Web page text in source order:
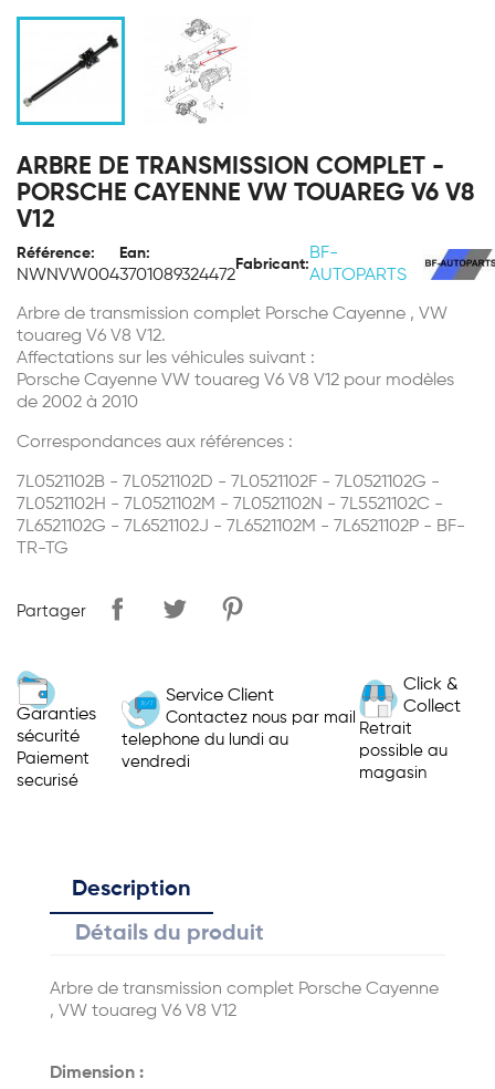
ARBRE DE TRANSMISSION COMPLET -
PORSCHE CAYENNE VW TOUAREG V6 V8
V12
Référence:
NWNVW004
Ean:
3701089324472
Fabricant:
BF-
AUTOPARTS
Arbre de transmission complet Porsche Cayenne , VW
touareg V6 V8 V12.
Affectations sur les véhicules suivant :
Porsche Cayenne VW touareg V6 V8 V12 pour modèles
de 2002 à 2010
Correspondances aux références :
7L0521102B - 7L0521102D - 7L0521102F - 7L0521102G -
7L0521102H - 7L0521102M - 7L0521102N - 7L5521102C -
7L6521102G - 7L6521102J - 7L6521102M - 7L6521102P - BF-
TR-TG
Partager
Garanties
sécurité
Paiement
securisé
Service Client
Contactez nous par mail
telephone du lundi au
vendredi
Click &
Collect
Retrait
possible au
magasin
Description
Détails du produit
Arbre de transmission complet Porsche Cayenne
, VW touareg V6 V8 V12
Dimension :